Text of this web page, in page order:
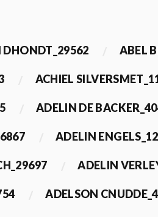
ABEL
ACHIEL
ADELIN DE
ADELIN
ADELIN
ADELSON